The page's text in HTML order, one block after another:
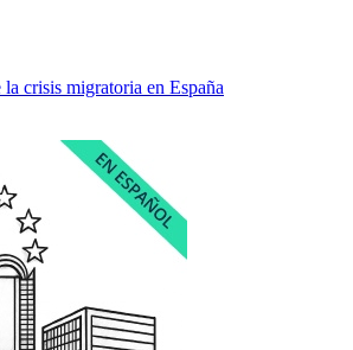
crisis migratoria en España